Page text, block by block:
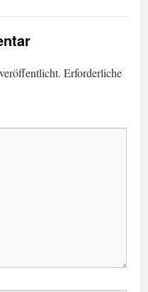
Erforderliche